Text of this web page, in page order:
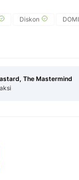
Diskon
The Mastermind